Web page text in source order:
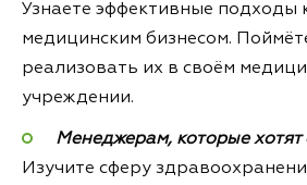
Узнаете эффективные подходы
медицинским бизнесом.
реализовать их в своём
учреждении.
Менеджерам, которые хотят
Изучите сферу